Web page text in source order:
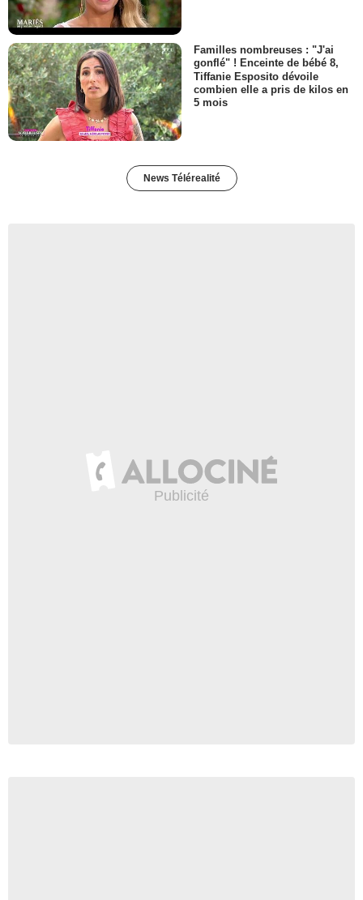
Familles nombreuses : "J'ai
gonflé" ! Enceinte de bébé 8,
Tiffanie Esposito dévoile
combien elle a pris de kilos en
5 mois
News Télérealité